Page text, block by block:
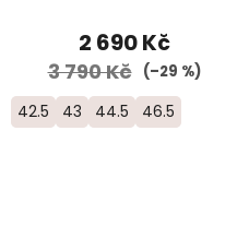
2 690 Kč
3 790 Kč (–29 %)
42.5 43 44.5 46.5